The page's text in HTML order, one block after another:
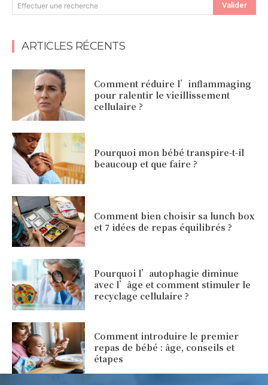
Effectuer une recherche Valider
ARTICLES RÉCENTS
Comment réduire l’inflammaging
pour ralentir le vieillissement
cellulaire ?
Pourquoi mon bébé transpire-t-il
beaucoup et que faire ?
Comment bien choisir sa lunch box
et 7 idées de repas équilibrés ?
Pourquoi l’autophagie diminue
avec l’âge et comment stimuler le
recyclage cellulaire ?
Comment introduire le premier
repas de bébé : âge, conseils et
étapes